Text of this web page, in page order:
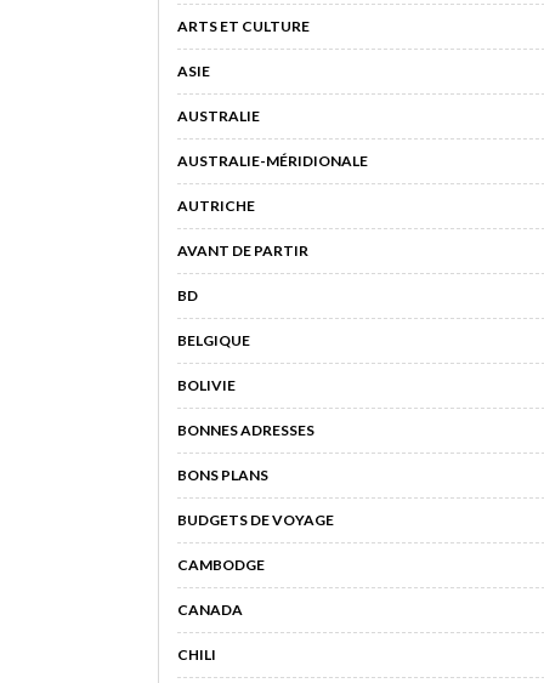
ARTS ET CULTURE
ASIE
AUSTRALIE
AUSTRALIE-MÉRIDIONALE
AUTRICHE
AVANT DE PARTIR
BD
BELGIQUE
BOLIVIE
BONNES ADRESSES
BONS PLANS
BUDGETS DE VOYAGE
CAMBODGE
CANADA
CHILI